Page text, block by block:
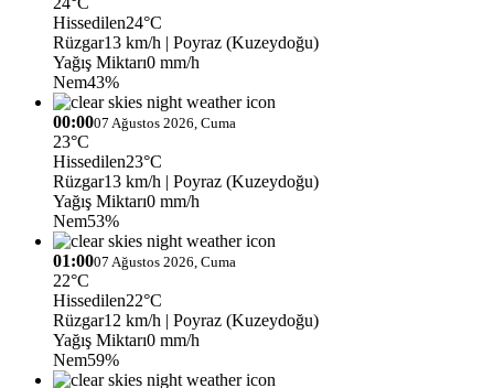
Hissedilen24°C
Rüzgar13 km/h | Poyraz (Kuzeydoğu)
Yağış Miktarı0 mm/h
Nem43%
00:0007 Ağustos 2026, Cuma
23°C
Hissedilen23°C
Rüzgar13 km/h | Poyraz (Kuzeydoğu)
Yağış Miktarı0 mm/h
Nem53%
01:0007 Ağustos 2026, Cuma
22°C
Hissedilen22°C
Rüzgar12 km/h | Poyraz (Kuzeydoğu)
Yağış Miktarı0 mm/h
Nem59%